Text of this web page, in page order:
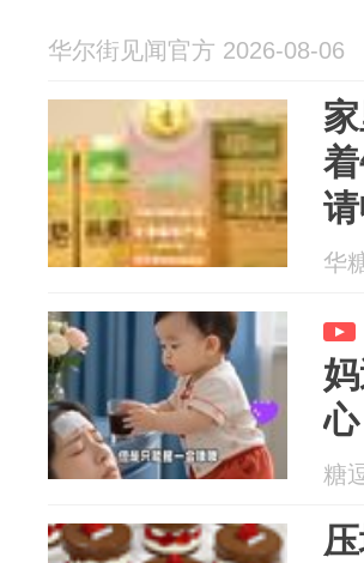
华尔街见闻官方 2026-08-06
华
心
糖